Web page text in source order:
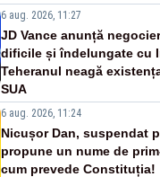
6 aug. 2026, 11:27
JD Vance anunță
dificile și îndelungate cu
Teheranul neagă
SUA
6 aug. 2026, 11:24
Nicușor Dan, suspendat
propune un nume de
cum prevede Constituția!